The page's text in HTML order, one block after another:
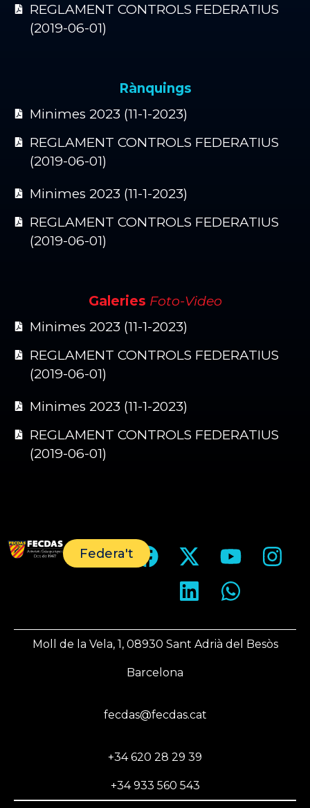
REGLAMENT CONTROLS FEDERATIUS
(2019-06-01)
Rànquings
Minimes 2023 (11-1-2023)
REGLAMENT CONTROLS FEDERATIUS
(2019-06-01)
Minimes 2023 (11-1-2023)
REGLAMENT CONTROLS FEDERATIUS
(2019-06-01)
Galeries Foto-Video
Minimes 2023 (11-1-2023)
REGLAMENT CONTROLS FEDERATIUS
(2019-06-01)
Minimes 2023 (11-1-2023)
REGLAMENT CONTROLS FEDERATIUS
(2019-06-01)
Federa't
Moll de la Vela, 1, 08930 Sant Adrià del Besòs
Barcelona
fecdas@fecdas.cat
+34 620 28 29 39
+34 933 560 543